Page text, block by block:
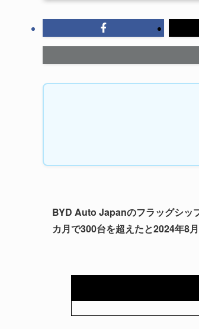
BYD Auto Japanのフラッグシッ
カ月で300台を超えたと2024年8